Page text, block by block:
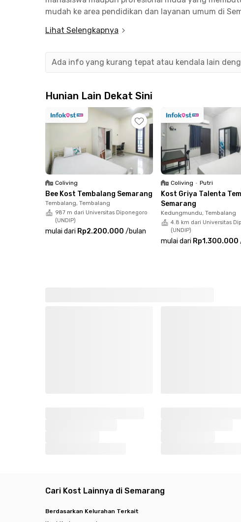
mudah ke area pendidikan dan layanan umum di
memadai. Tersedia juga dapur bersama yang bisa
AC dan TV, serta kamar mandi dalam yang
kenyamanan tinggal.Dari segi lokasi, Kost 7BB
sekitar 13 menit, serta Poltekkes Kemenkes
dan lokasi yang strategis, kost ini menjadi pilihan
nyaman, dan praktis di kawasan Tembalang.
Lihat Selengkapnya
Ada info yang kurang tepat atau kendala lain
Hunian Lain Dekat Sini
Coliving
Bee Kost Tembalang Semarang
Tembalang, Tembalang
987 m dari Universitas Diponegoro
(UNDIP)
mulai dari Rp2.200.000 /bulan
Coliving • Putri
Kost Griya Talenta
Semarang
Kedungmundu, Tembalang
4.8 km dari Universitas
(UNDIP)
mulai dari Rp1.300.000
Cari Kost Lainnya di Semarang
Berdasarkan Kelurahan Terkait